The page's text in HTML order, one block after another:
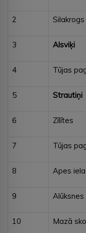
2 Silakrogs
3 Alsviķi
4 Tūjas
5 Strautiņi
6 Zīlītes
7 Tūjas
8 Apes iela
9 Alūksnes
10 Mazā